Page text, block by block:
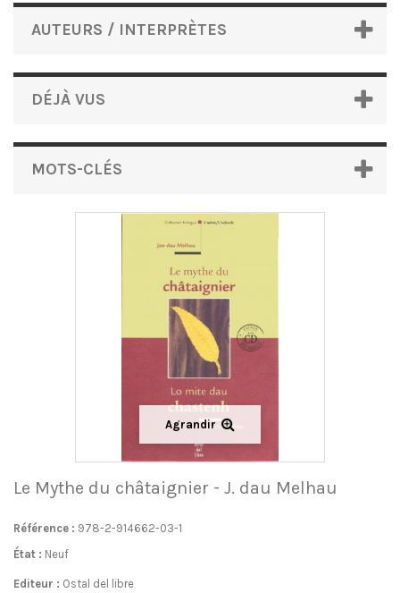
AUTEURS / INTERPRÈTES
DÉJÀ VUS
MOTS-CLÉS
Agrandir
Le Mythe du châtaignier - J. dau Melhau
Référence : 978-2-914662-03-1
État : Neuf
Editeur : Ostal del libre